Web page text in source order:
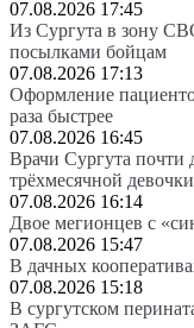
07.08.2026 17:45
Из Сургута в зону
посылками бойцам
07.08.2026 17:13
Оформление
раза быстрее
07.08.2026 16:45
Врачи Сургута почти
трёхмесячной девочки
07.08.2026 16:14
Двое мегионцев с
07.08.2026 15:47
В дачных
07.08.2026 15:18
В сургутском